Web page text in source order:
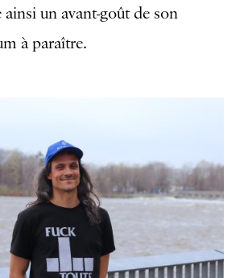
un avant-goût de son
à paraître.